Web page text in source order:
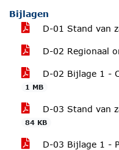
Bijlagen
D-01 Stand van
D-02 Regionaal
D-02 Bijlage 1 -
1 MB
D-03 Stand van
84 KB
D-03 Bijlage 1 -